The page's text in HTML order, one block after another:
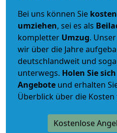
Bei uns können Sie
umziehen, sei es als
kompletter Umzug.
wir über die Jahre
deutschlandweit und
unterwegs. Holen Sie
Angebote und erhalten
Überblick über die
Kostenlose